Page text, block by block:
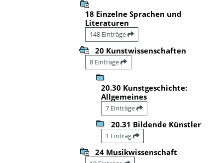
18 Einzelne Sprachen und
Literaturen
148 Einträge
20 Kunstwissenschaften
8 Einträge
20.30 Kunstgeschichte:
Allgemeines
7 Einträge
20.31 Bildende Künstler
1 Eintrag
24 Musikwissenschaft